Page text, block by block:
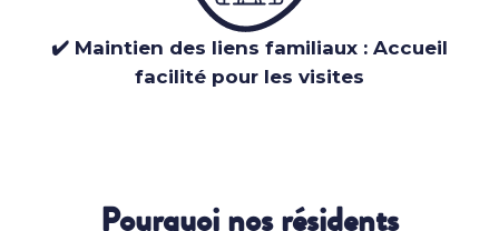
✔️ Maintien des liens familiaux : Accueil
facilité pour les visites
Pourquoi nos résidents